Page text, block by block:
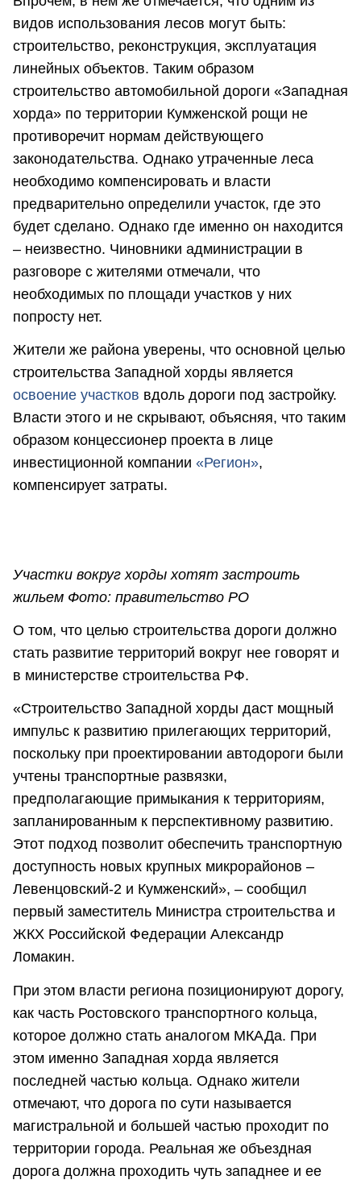
видов использования лесов могут быть:
строительство, реконструкция, эксплуатация
линейных объектов. Таким образом
строительство автомобильной дороги «Западная
хорда» по территории Кумженской рощи не
противоречит нормам действующего
законодательства. Однако утраченные леса
необходимо компенсировать и власти
предварительно определили участок, где это
будет сделано. Однако где именно он находится
– неизвестно. Чиновники администрации в
разговоре с жителями отмечали, что
необходимых по площади участков у них
попросту нет.
Жители же района уверены, что основной целью
строительства Западной хорды является
освоение участков вдоль дороги под застройку.
Власти этого и не скрывают, объясняя, что таким
образом концессионер проекта в лице
инвестиционной компании «Регион»,
компенсирует затраты.
Участки вокруг хорды хотят застроить
жильем Фото: правительство РО
О том, что целью строительства дороги должно
стать развитие территорий вокруг нее говорят и
в министерстве строительства РФ.
«Строительство Западной хорды даст мощный
импульс к развитию прилегающих территорий,
поскольку при проектировании автодороги были
учтены транспортные развязки,
предполагающие примыкания к территориям,
запланированным к перспективному развитию.
Этот подход позволит обеспечить транспортную
доступность новых крупных микрорайонов –
Левенцовский-2 и Кумженский», – сообщил
первый заместитель Министра строительства и
ЖКХ Российской Федерации Александр
Ломакин.
При этом власти региона позиционируют дорогу,
как часть Ростовского транспортного кольца,
которое должно стать аналогом МКАДа. При
этом именно Западная хорда является
последней частью кольца. Однако жители
отмечают, что дорога по сути называется
магистральной и большей частью проходит по
территории города. Реальная же объездная
дорога должна проходить чуть западнее и ее